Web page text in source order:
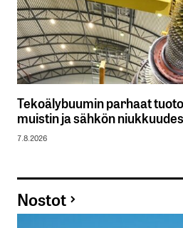
Tekoälybuumin parhaat
muistin ja sähkön
7.8.2026
Nostot